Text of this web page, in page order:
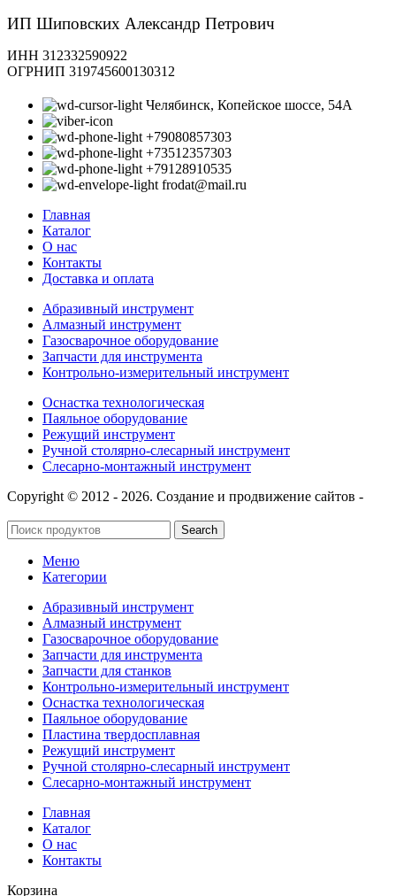
ИП Шиповских Александр Петрович
ИНН 312332590922
ОГРНИП 319745600130312
Челябинск, Копейское шоссе, 54А
+79080857303
+73512357303
+79128910535
frodat@mail.ru
Главная
Каталог
О нас
Контакты
Доставка и оплата
Абразивный инструмент
Алмазный инструмент
Газосварочное оборудование
Запчасти для инструмента
Контрольно-измерительный инструмент
Оснастка технологическая
Паяльное оборудование
Режущий инструмент
Ручной столярно-слесарный инструмент
Слесарно-монтажный инструмент
Copyright © 2012 - 2026. Создание и продвижение сайтов -
Search
Меню
Категории
Абразивный инструмент
Алмазный инструмент
Газосварочное оборудование
Запчасти для инструмента
Запчасти для станков
Контрольно-измерительный инструмент
Оснастка технологическая
Паяльное оборудование
Пластина твердосплавная
Режущий инструмент
Ручной столярно-слесарный инструмент
Слесарно-монтажный инструмент
Главная
Каталог
О нас
Контакты
Корзина